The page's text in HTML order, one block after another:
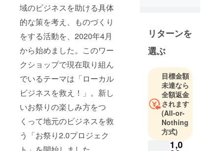
域のビジネスを助ける具体
的な策を考え、ものづくり
をする活動を、2020年4月
から始めました。このワー
クショップで現在取り組ん
でいるテーマは「ローカル
ビジネスを救え！」。新し
いお祭りの楽しみ方をつ
くって地元のビジネスを救
う「お祭り2.0プロジェク
アーティス
ト。貝殻の
屋根を持つ
妖精の家々
は、自然と
の調和と本
来の生き方
への気づき
を静かに語
りかけま
す。一つ一
リターンを
選ぶ
目標金額
未達なら
全額返金
されます
(All-or-
Nothing
方式)
1,0